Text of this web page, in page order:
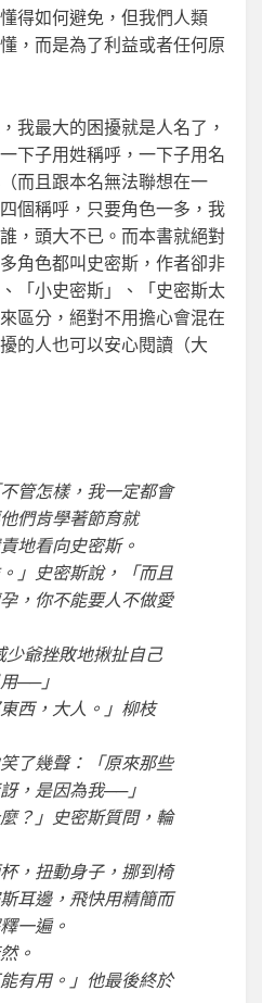
得如何避免，但我們人類
，而是為了利益或者任何原
我最大的困擾就是人名了，
下子用姓稱呼，一下子用名
而且跟本名無法聯想在一
個稱呼，只要角色一多，我
，頭大不已。而本書就絕對
角色都叫史密斯，作者卻非
「小史密斯」、「史密斯太
區分，絕對不用擔心會混在
的人也可以安心閱讀（大
管怎樣，我一定都會
們肯學著節育就
地看向史密斯。
」史密斯說，「而且
，你不能要人不做愛
少爺挫敗地揪扯自己
──」
西，大人。」柳枝
了幾聲：「原來那些
，是因為我──」
？」史密斯質問，輪
，扭動身子，挪到椅
耳邊，飛快用精簡而
一遍。
。
有用。」他最後終於